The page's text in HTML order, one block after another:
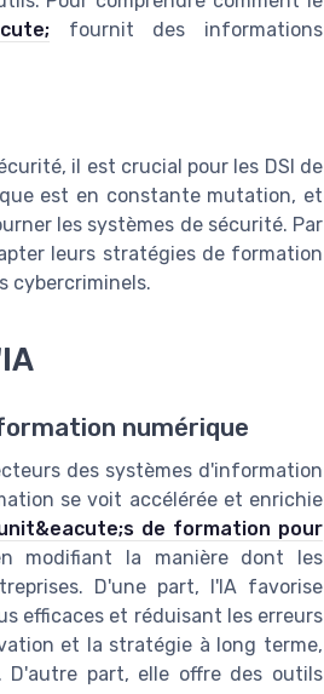
fournit des informations
il est crucial pour les DSI de
est en constante mutation, et
les systèmes de sécurité. Par
leurs stratégies de formation
cybercriminels.
numérique
des systèmes d'information
se voit accélérée et enrichie
de formation pour
modifiant la manière dont les
D'une part, l'IA favorise
efficaces et réduisant les erreurs
et la stratégie à long terme,
D'autre part, elle offre des outils